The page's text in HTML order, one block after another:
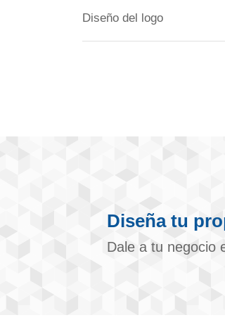
Diseño del logo
Diseña tu
Dale a tu negocio